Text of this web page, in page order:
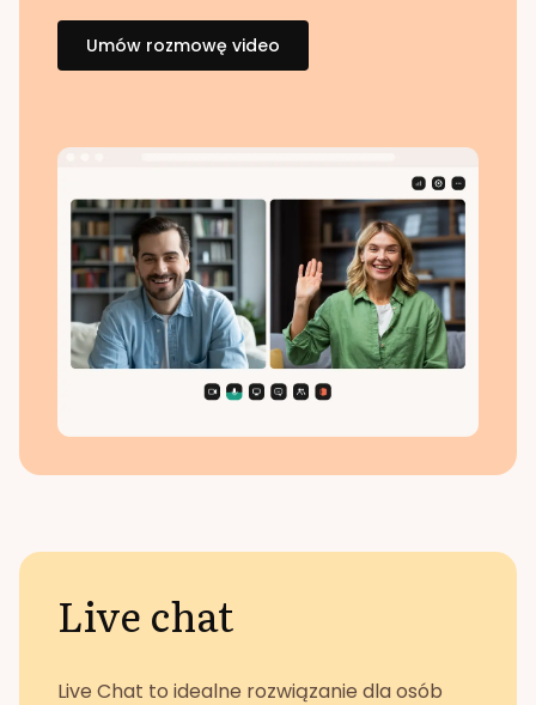
Umów rozmowę video
Live chat
Live Chat to idealne rozwiązanie dla osób